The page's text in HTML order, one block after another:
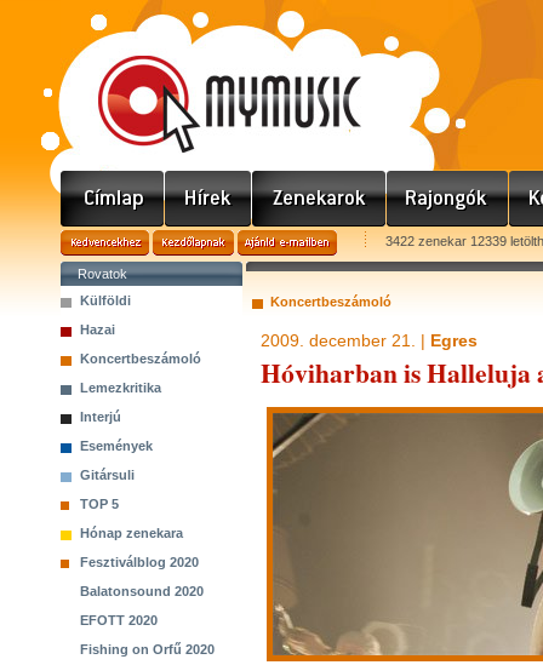
3422 zenekar 12339
Rovatok
Külföldi
Hazai
Koncertbeszámoló
Lemezkritika
Interjú
Események
Gitársuli
TOP 5
Hónap zenekara
Fesztiválblog 2020
Balatonsound 2020
EFOTT 2020
Fishing on Orfű 2020
Koncertbeszámoló
2009. december 21. | Egres
Hóviharban is Halleluja